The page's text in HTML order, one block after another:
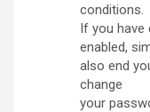
conditions.
If you have
enabled,
also end
change
your